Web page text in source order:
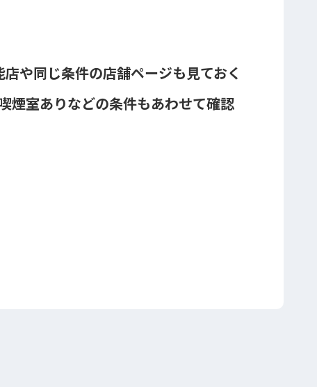
や同じ条件の店舗ページも見ておく
煙室ありなどの条件もあわせて確認